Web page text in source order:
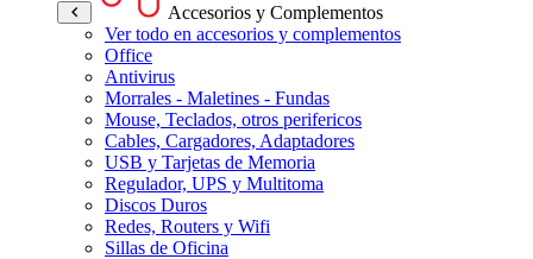
Accesorios y Complementos
Ver todo en accesorios y complementos
Office
Antivirus
Morrales - Maletines - Fundas
Mouse, Teclados, otros perifericos
Cables, Cargadores, Adaptadores
USB y Tarjetas de Memoria
Regulador, UPS y Multitoma
Discos Duros
Redes, Routers y Wifi
Sillas de Oficina